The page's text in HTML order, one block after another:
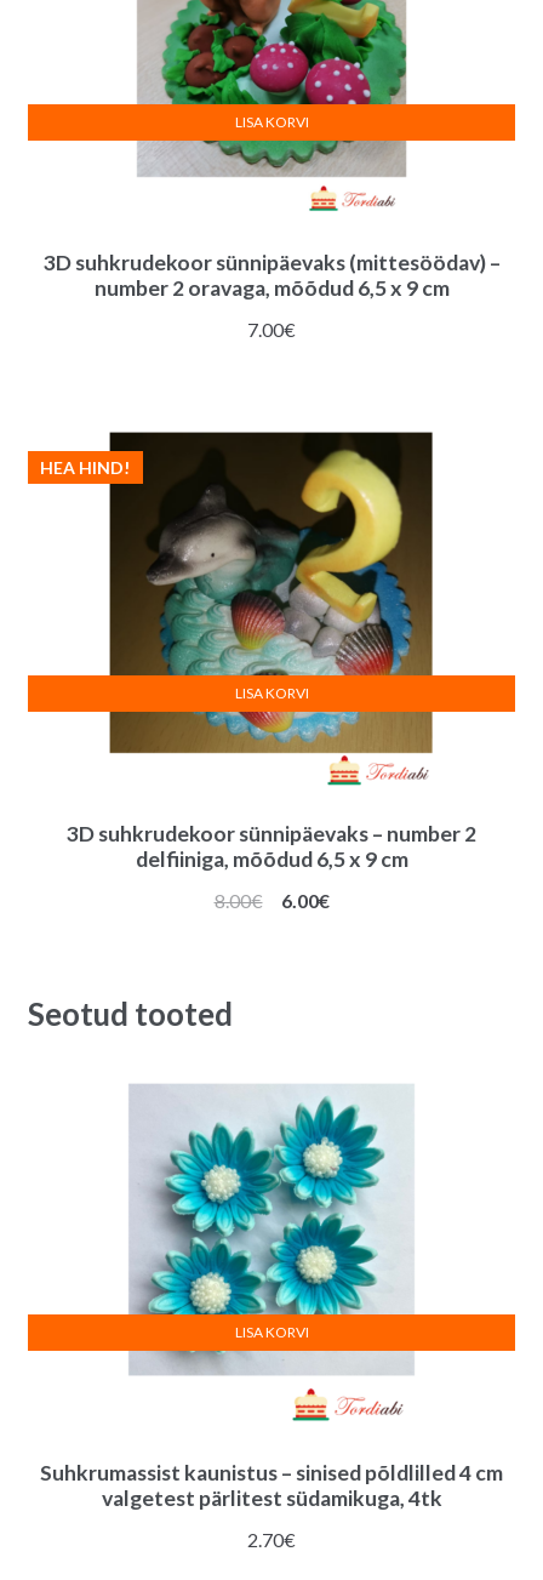
3D suhkrudekoor sünnipäevaks (mittesöödav) –
number 2 oravaga, mõõdud 6,5 x 9 cm
7.00€
LISA KORVI
3D suhkrudekoor sünnipäevaks – number 2
delfiiniga, mõõdud 6,5 x 9 cm
HEA HIND!
8.00€
Algne
6.00€Praegune
LISA KORVI
Seotud tooted
Suhkrumassist kaunistus – sinised põldlilled 4 cm
valgetest pärlitest südamikuga, 4tk
2.70€
LISA KORVI